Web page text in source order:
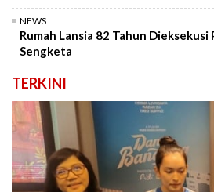
NEWS
Rumah Lansia 82 Tahun Dieksekusi
Sengketa
TERKINI